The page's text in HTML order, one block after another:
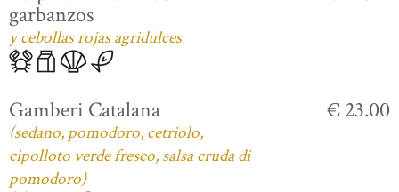
garbanzos
y cebollas rojas agridulces
Gamberi Catalana
(sedano, pomodoro, cetriolo,
cipolloto verde fresco, salsa cruda di
pomodoro)
€ 23.00